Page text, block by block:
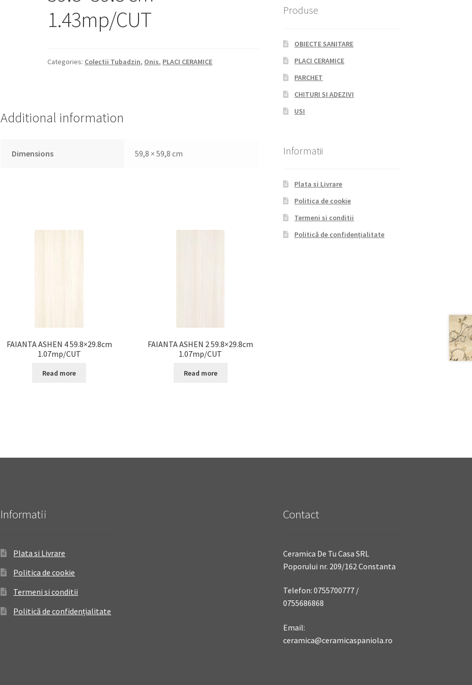
1.43mp/CUT
Categories: Colectii Tubadzin, Onis, PLACI CERAMICE
Additional information
Dimensions 59,8 × 59,8 cm
FAIANTA ASHEN 4 59.8×29.8cm
1.07mp/CUT
Read more
FAIANTA ASHEN 2 59.8×29.8cm
1.07mp/CUT
Read more
Produse
OBIECTE SANITARE
PLACI CERAMICE
PARCHET
CHITURI SI ADEZIVI
USI
Informatii
Plata si Livrare
Politica de cookie
Termeni si conditii
Politică de confidențialitate
Informatii
Plata si Livrare
Politica de cookie
Termeni si conditii
Politică de confidențialitate
Contact
Ceramica De Tu Casa SRL
Poporului nr. 209/162 Constanta
Telefon: 0755700777 /
0755686868
Email:
ceramica@ceramicaspaniola.ro